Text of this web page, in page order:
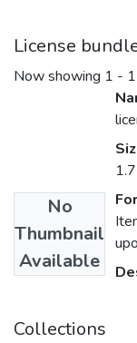
License
Now showing 1 -
No
Thumbnail
Available
Collections